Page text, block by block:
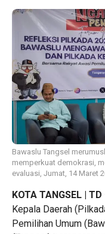
Bawaslu Tangsel
memperkuat demokrasi,
evaluasi, Jumat, 14 Maret
KOTA TANGSEL | TD
Kepala Daerah
Pemilihan Umum